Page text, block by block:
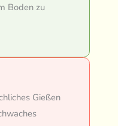
Boden zu
Gießen